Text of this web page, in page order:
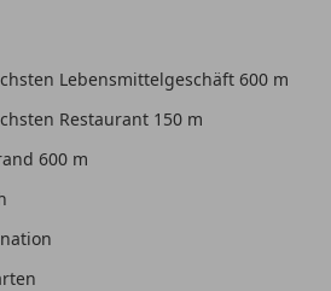
Lebensmittelgeschäft 600 m
Restaurant 150 m
600 m